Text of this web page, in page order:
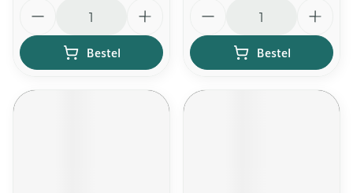
Bestel Bestel